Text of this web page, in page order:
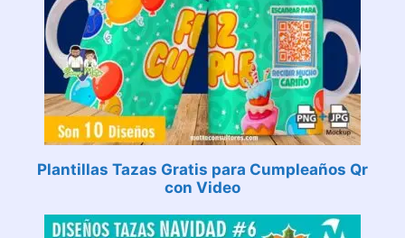
Plantillas Tazas Gratis para Cumpleaños Qr
con Video